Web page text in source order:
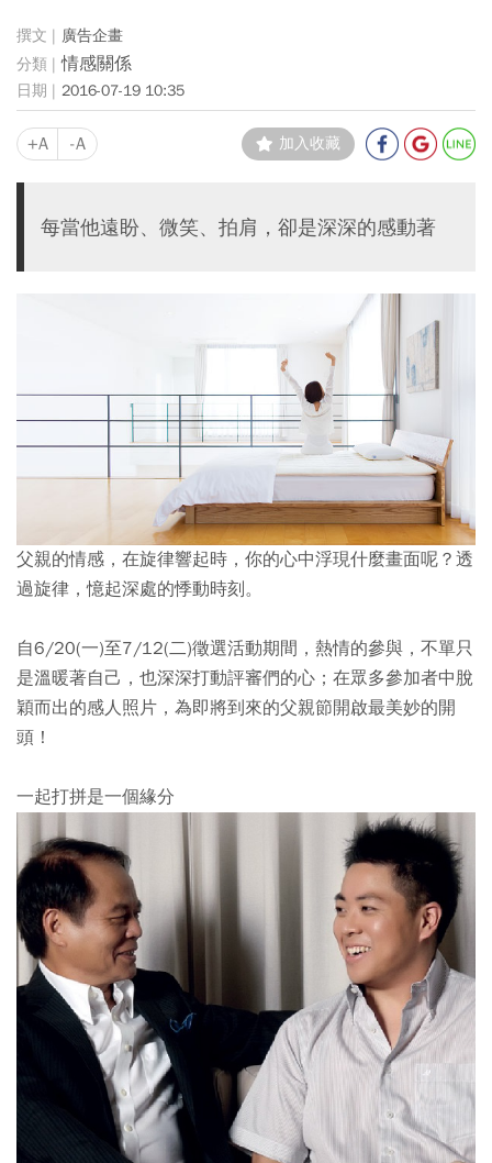
廣告企畫
情感關係
2016-07-19 10:35
+A -A 加入收藏
每當他遠盼、微笑、拍肩，卻是深深的感動著
父親的情感，在旋律響起時，你的心中浮現什麼畫面呢？透
過旋律，憶起深處的悸動時刻。
自6/20(一)至7/12(二)徵選活動期間，熱情的參與，不單只
是溫暖著自己，也深深打動評審們的心；在眾多參加者中脫
穎而出的感人照片，為即將到來的父親節開啟最美妙的開
頭！
一起打拼是一個緣分